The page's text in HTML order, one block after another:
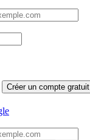
Créer un compte gratuit